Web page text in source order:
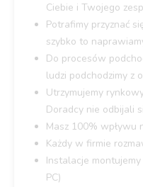
Ciebie i Twojego
Potrafimy przyznać
szybko to
Do procesów
ludzi podchodzimy z
Utrzymujemy
Doradcy nie odbijali
Masz 100% wpływu
Każdy w firmie
Instalacje
PC)